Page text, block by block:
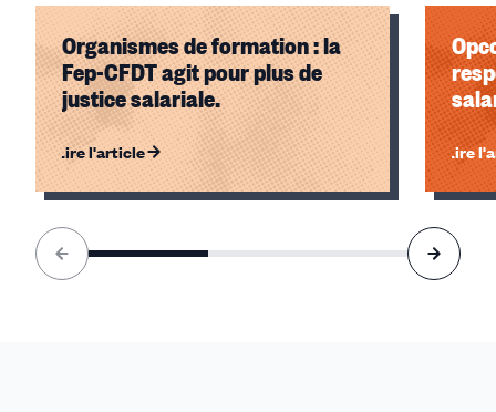
Organismes de formation : la
Fep-CFDT agit pour plus de
justice salariale.
Lire l'article Lire